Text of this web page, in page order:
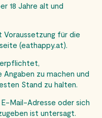
18 Jahre alt und
Voraussetzung für die
(eathappy.at).
zu machen und
Stand zu halten.
Mail-Adresse oder sich
ist untersagt.